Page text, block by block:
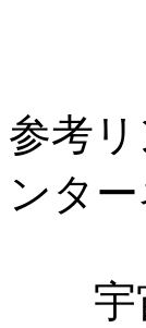
参考
ンタ
宇宙